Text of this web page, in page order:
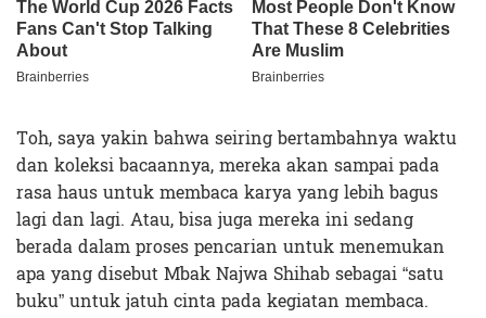
Toh, saya yakin bahwa seiring bertambahnya waktu
dan koleksi bacaannya, mereka akan sampai pada
rasa haus untuk membaca karya yang lebih bagus
lagi dan lagi. Atau, bisa juga mereka ini sedang
berada dalam proses pencarian untuk menemukan
apa yang disebut Mbak Najwa Shihab sebagai “satu
buku” untuk jatuh cinta pada kegiatan membaca.